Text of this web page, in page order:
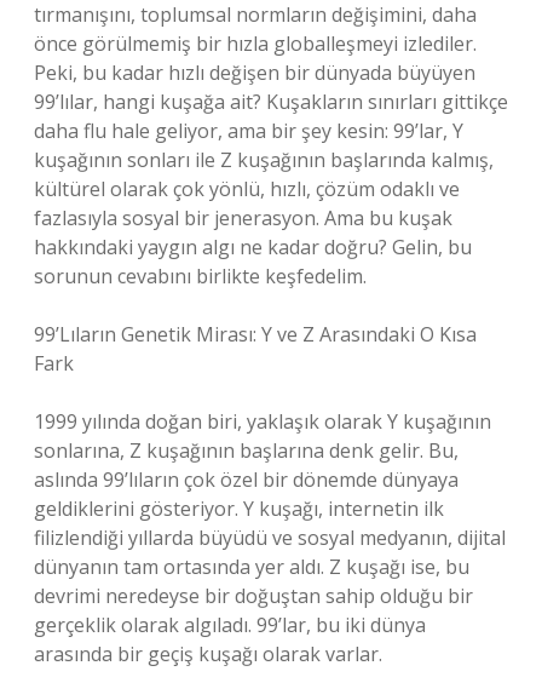
tırmanışını, toplumsal normların değişimini, daha
önce görülmemiş bir hızla globalleşmeyi izlediler.
Peki, bu kadar hızlı değişen bir dünyada büyüyen
99’lılar, hangi kuşağa ait? Kuşakların sınırları gittikçe
daha flu hale geliyor, ama bir şey kesin: 99’lar, Y
kuşağının sonları ile Z kuşağının başlarında kalmış,
kültürel olarak çok yönlü, hızlı, çözüm odaklı ve
fazlasıyla sosyal bir jenerasyon. Ama bu kuşak
hakkındaki yaygın algı ne kadar doğru? Gelin, bu
sorunun cevabını birlikte keşfedelim.
99’Lıların Genetik Mirası: Y ve Z Arasındaki O Kısa
Fark
1999 yılında doğan biri, yaklaşık olarak Y kuşağının
sonlarına, Z kuşağının başlarına denk gelir. Bu,
aslında 99’lıların çok özel bir dönemde dünyaya
geldiklerini gösteriyor. Y kuşağı, internetin ilk
filizlendiği yıllarda büyüdü ve sosyal medyanın, dijital
dünyanın tam ortasında yer aldı. Z kuşağı ise, bu
devrimi neredeyse bir doğuştan sahip olduğu bir
gerçeklik olarak algıladı. 99’lar, bu iki dünya
arasında bir geçiş kuşağı olarak varlar.